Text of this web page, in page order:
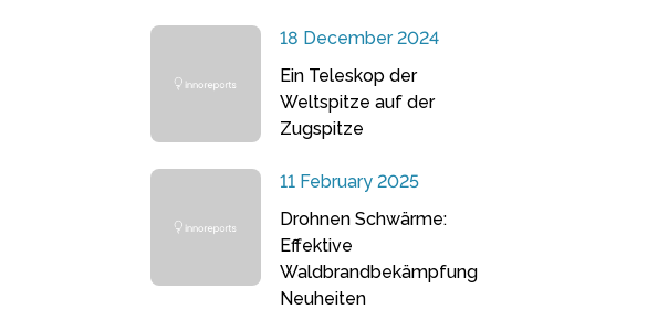
18 December 2024
Ein Teleskop der
Weltspitze auf der
Zugspitze
11 February 2025
Drohnen Schwärme:
Effektive
Waldbrandbekämpfung
Neuheiten